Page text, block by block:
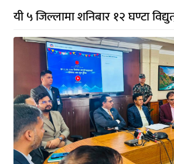
यी ५ जिल्लामा शनिबार १२ घण्टा